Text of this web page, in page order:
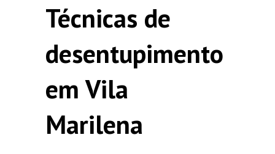
Técnicas de
desentupimento
em Vila
Marilena